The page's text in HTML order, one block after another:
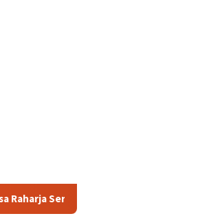
kepada Ahli Waris Korban Kebakaran KM